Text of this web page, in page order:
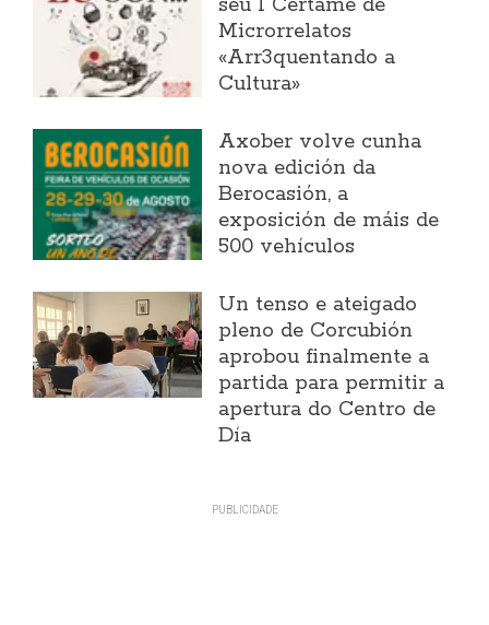
Microrrelatos
«Arr3quentando a
Cultura»
Axober volve cunha
nova edición da
Berocasión, a
exposición de máis de
500 vehículos
Un tenso e ateigado
pleno de Corcubión
aprobou finalmente a
partida para permitir a
apertura do Centro de
Día